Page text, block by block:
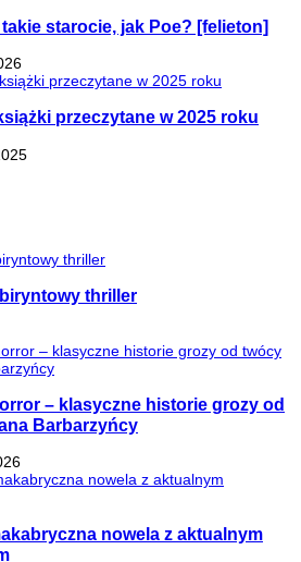
starocie, jak Poe? [felieton]
przeczytane w 2025 roku
thriller
– klasyczne historie grozy od
Barbarzyńcy
nowela z aktualnym